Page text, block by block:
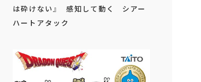
は砕けない』 感知して動く シアー
ハートアタック